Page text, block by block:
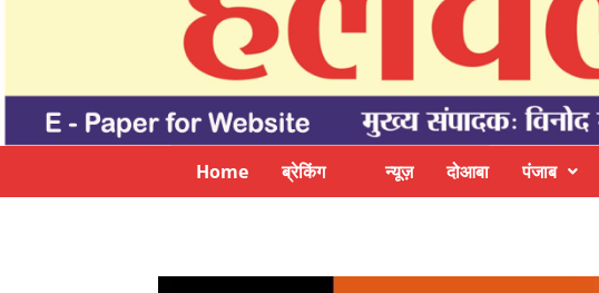
Home ब्रेकिंग न्यूज़ दोआबा पंजाब